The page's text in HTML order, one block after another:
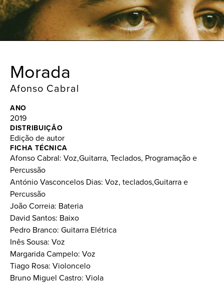
Morada
Afonso Cabral
ANO
2019
DISTRIBUIÇÃO
Edição de autor
FICHA TÉCNICA
Afonso Cabral: Voz,Guitarra, Teclados, Programação e
Percussão
António Vasconcelos Dias: Voz, teclados,Guitarra e
Percussão
João Correia: Bateria
David Santos: Baixo
Pedro Branco: Guitarra Elétrica
Inês Sousa: Voz
Margarida Campelo: Voz
Tiago Rosa: Violoncelo
Bruno Miguel Castro: Viola